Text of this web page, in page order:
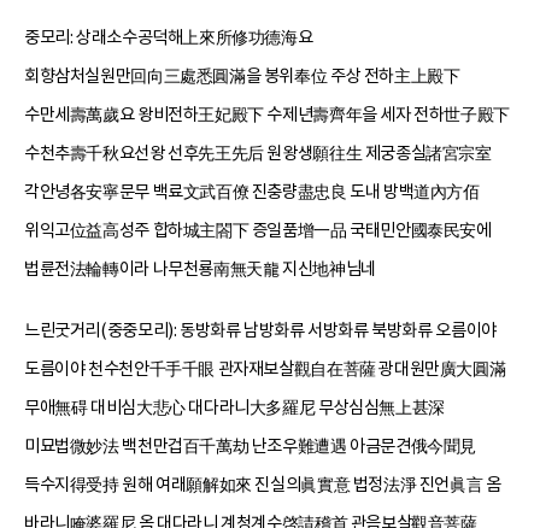
중모리: 상래소수공덕해上來所修功德海요
회향삼처실원만回向三處悉圓滿을 봉위奉位 주상 전하主上殿下
수만세壽萬歲요 왕비전하王妃殿下 수제년壽齊年을 세자 전하世子殿下
수천추壽千秋요선왕 선후先王先后 원왕생願往生 제궁종실諸宮宗室
각안녕各安寧문무 백료文武百僚 진충량盡忠良 도내 방백道內方佰
위익고位益高성주 합하城主閤下 증일품增一品 국태민안國泰民安에
법륜전法輪轉이라 나무천룡南無天龍 지신地神님네
느린굿거리(중중모리): 동방화류 남방화류 서방화류 북방화류 오름이야
도름이야 천수천안千手千眼 관자재보살觀自在菩薩 광대원만廣大圓滿
무애無碍 대비심大悲心 대다라니大多羅尼 무상심심無上甚深
미묘법微妙法 백천만겁百千萬劫 난조우難遭遇 아금문견俄今聞見
득수지得受持 원해 여래願解如來 진실의眞實意 법정法淨 진언眞言 옴
바라니唵婆羅尼 옴 대다라니 계청계수啓請稽首 관음보살觀音菩薩